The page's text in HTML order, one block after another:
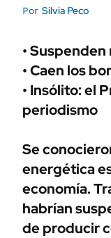
Mercados
ÁMBITO DEBATE
MEDIAKIT AMBITO
Por Silvia Peco
•
• Caen los
• Insólito: el
periodismo
Se
energética
economía.
habrían
de producir